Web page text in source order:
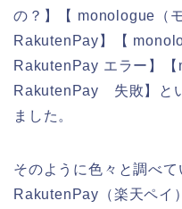
の？】【 monologue（
RakutenPay】【
RakutenPay エラー】【
RakutenPay 失敗】と
ました。
そのように色々と調べて
RakutenPay（楽天ペイ